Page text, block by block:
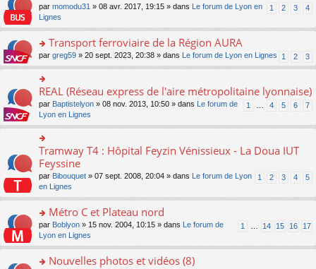
nt
s
ré
c
nt
le
s
ré
c
e
nt
n
o
n
lu
pl
s
ré
c
nt
s
s
e
n
o
n
lu
pl
ré
e
nt
er
le
m
e
s
a
e
n
o
n
lu
le
pl
u
s
ré
c
e
nt
o
s
er
le
m
e
s
s
a
e
o
n
lu
le
pl
s
ré
c
e
nt
1 2 3 4
par momodu31 » 08 avr. 2017, 19:15 » dans
Le forum de Lyon en
Lignes
o
n
s
ult
er
le
m
e
s
a
e
n
lu
le
pl
s
Transport ferroviaire de la Région AURA
1 2 3
par greg59 » 20 sept. 2023, 20:38 » dans Le forum de Lyon en Lignes
o
n
s
le
m
e
s
s
a
e
n
o
n
lu
REAL (Réseau express de l'aire métropolitaine lyonnaise)
1 4 5 6 7
par Baptistelyon » 08 nov. 2013, 10:50 » dans
Le forum de
Lyon en Lignes
o
n
ult
le
m
e
s
s
g
Tramway T4 : Hôpital Feyzin Vénissieux - La Doua IUT
Feyssine
1 2 3 4 5
par Bibouquet » 07 sept. 2008, 20:04 » dans
Le forum de Lyon
en Lignes
o
s
er
Métro C et Plateau nord
1 14 15 16 17
par Boblyon » 15 nov. 2004, 10:15 » dans
Le forum de
Lyon en Lignes
Nouvelles photos et vidéos (8)